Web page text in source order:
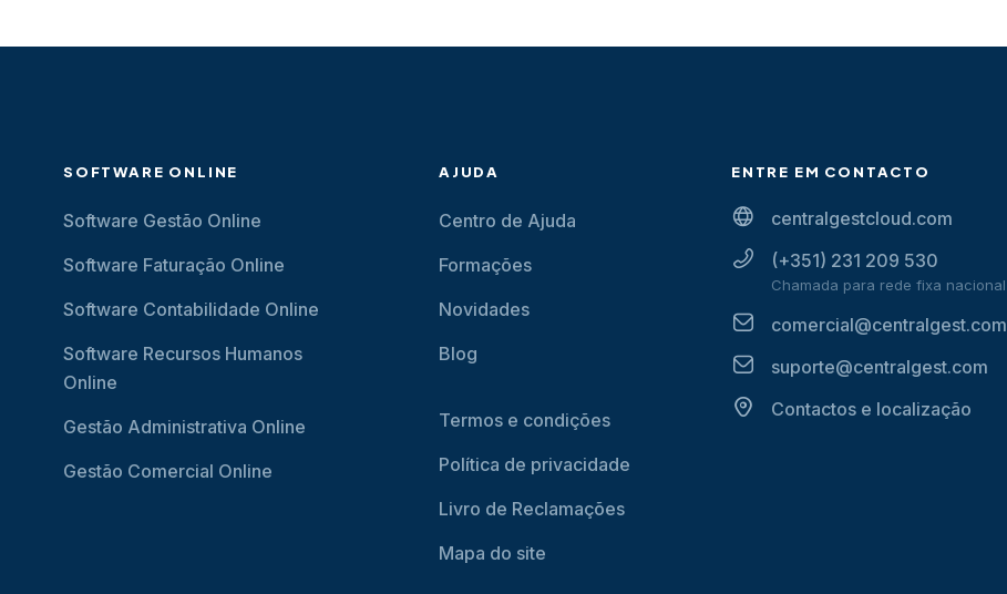
SOFTWARE ONLINE
Software Gestão Online
Software Faturação Online
Software Contabilidade Online
Software Recursos Humanos
Online
Gestão Administrativa Online
Gestão Comercial Online
AJUDA
Centro de Ajuda
Formações
Novidades
Blog
Termos e condições
Política de privacidade
Livro de Reclamações
Mapa do site
ENTRE EM CONTACTO
centralgestcloud.com
(+351) 231 209 530
Chamada para rede fixa nacional
comercial@centralgest.com
suporte@centralgest.com
Contactos e localização